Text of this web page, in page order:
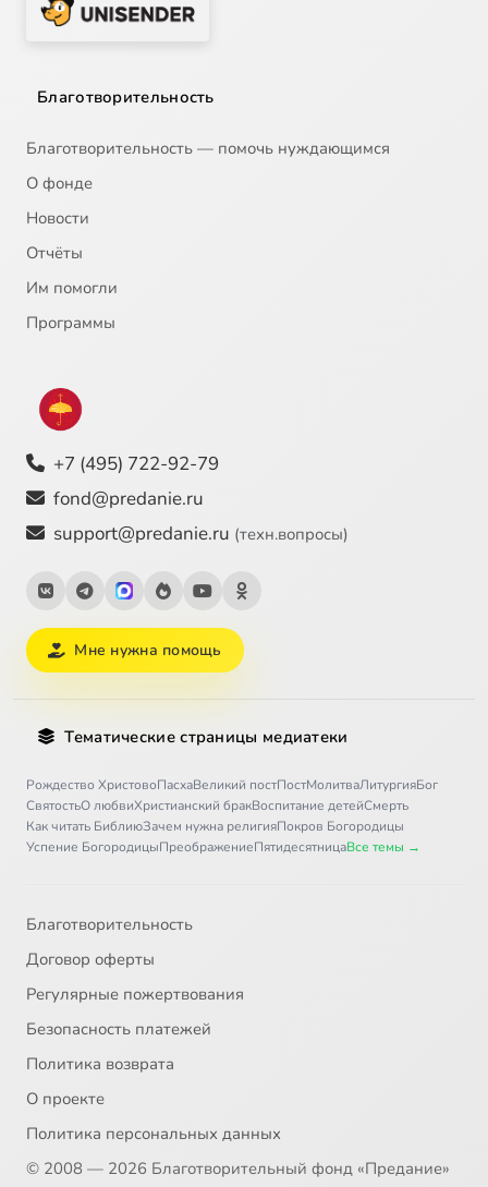
Благотворительность
Благотворительность — помочь нуждающимся
О фонде
Новости
Отчёты
Им помогли
Программы
+7 (495) 722-92-79
fond@predanie.ru
support@predanie.ru (техн.вопросы)
Мне нужна помощь
Тематические страницы медиатеки
Рождество ХристовоПасхаВеликий постПостМолитваЛитургияБог
СвятостьО любвиХристианский бракВоспитание детейСмерть
Как читать БиблиюЗачем нужна религияПокров Богородицы
Успение БогородицыПреображениеПятидесятницаВсе темы →
Благотворительность
Договор оферты
Регулярные пожертвования
Безопасность платежей
Политика возврата
О проекте
Политика персональных данных
© 2008 — 2026 Благотворительный фонд «Предание»